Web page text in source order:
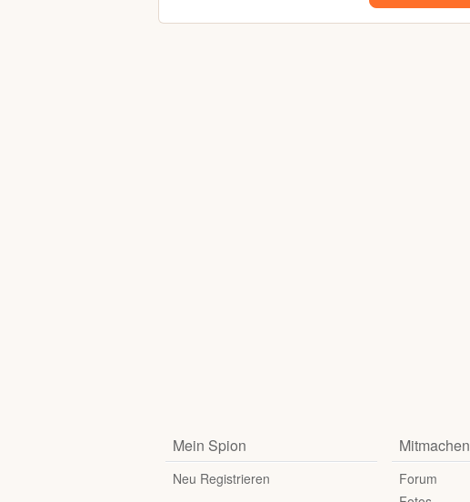
Mein Spion
Neu Registrieren
Mitmachen
Forum